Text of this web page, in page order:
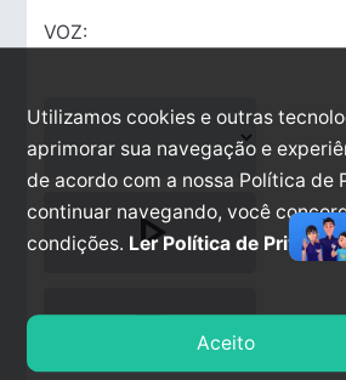
VOZ:
play_arrow
stop
Utilizamos cookies e outras
aprimorar sua navegação e
de acordo com a nossa Política de
continuar navegando, você
condições. Ler Política de
Aceito